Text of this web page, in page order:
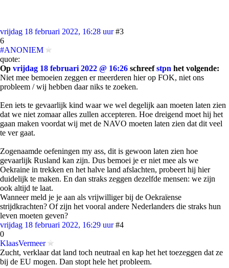
vrijdag 18 februari 2022, 16:28 uur #3
6
#ANONIEM
quote:
Op vrijdag 18 februari 2022 @ 16:26 schreefstpn het volgende:
Niet mee bemoeien zeggen er meerderen hier op FOK, niet ons
probleem / wij hebben daar niks te zoeken.
Een iets te gevaarlijk kind waar we wel degelijk aan moeten laten zien
dat we niet zomaar alles zullen accepteren. Hoe dreigend moet hij het
gaan maken voordat wij met de NAVO moeten laten zien dat dit veel
te ver gaat.
Zogenaamde oefeningen my ass, dit is gewoon laten zien hoe
gevaarlijk Rusland kan zijn. Dus bemoei je er niet mee als we
Oekraine in trekken en het halve land afslachten, probeert hij hier
duidelijk te maken. En dan straks zeggen dezelfde mensen: we zijn
ook altijd te laat.
Wanneer meld je je aan als vrijwilliger bij de Oekraïense
strijdkrachten? Of zijn het vooral andere Nederlanders die straks hun
leven moeten geven?
vrijdag 18 februari 2022, 16:29 uur #4
0
KlaasVermeer
Zucht, verklaar dat land toch neutraal en kap het het toezeggen dat ze
bij de EU mogen. Dan stopt hele het probleem.